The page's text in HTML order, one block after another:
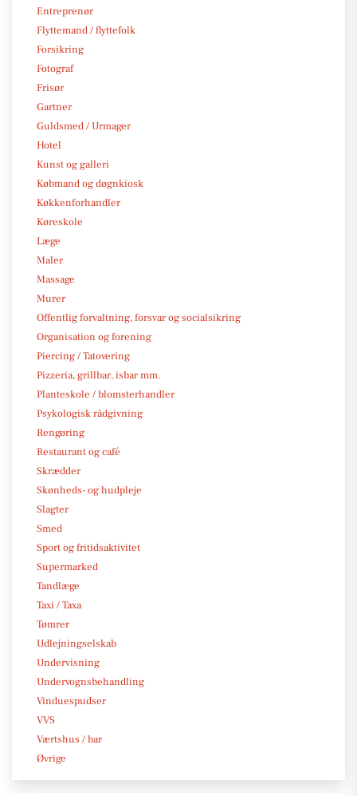
Entreprenør
Flyttemand / flyttefolk
Forsikring
Fotograf
Frisør
Gartner
Guldsmed / Urmager
Hotel
Kunst og galleri
Købmand og døgnkiosk
Køkkenforhandler
Køreskole
Læge
Maler
Massage
Murer
Offentlig forvaltning, forsvar og socialsikring
Organisation og forening
Piercing / Tatovering
Pizzeria, grillbar, isbar mm.
Planteskole / blomsterhandler
Psykologisk rådgivning
Rengøring
Restaurant og café
Skrædder
Skønheds- og hudpleje
Slagter
Smed
Sport og fritidsaktivitet
Supermarked
Tandlæge
Taxi / Taxa
Tømrer
Udlejningselskab
Undervisning
Undervognsbehandling
Vinduespudser
VVS
Værtshus / bar
Øvrige